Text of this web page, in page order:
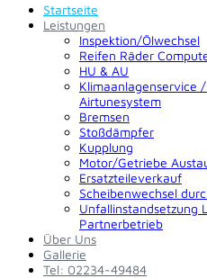
Startseite
Leistungen
Inspektion/Ölwechsel
Reifen Räder
HU & AU
Klimaanlagenservice
Airtunesystem
Bremsen
Stoßdämpfer
Kupplung
Motor/Getriebe
Ersatzteileverkauf
Scheibenwechsel
Unfallinstandsetzung
Partnerbetrieb
Über Uns
Gallerie
Tel: 02234-49484